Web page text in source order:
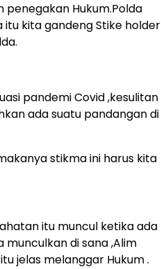
penegakan Hukum.Polda
kita gandeng Stike holder
pandemi Covid ,kesulitan
ada suatu pandangan di
stikma ini harus kita
itu muncul ketika ada
di sana ,Alim
jelas melanggar Hukum .